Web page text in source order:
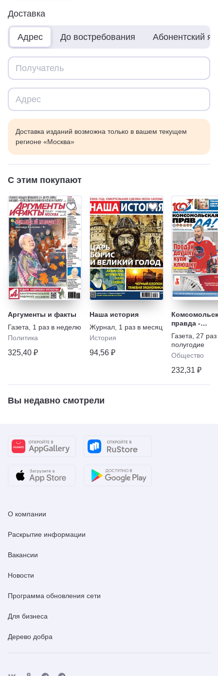
Доставка
Адрес До востребования Абонентский
Доставка изданий возможна только в вашем текущем
регионе «Москва»
С этим покупают
Аргументы и факты
Газета
1 раз в неделю
Политика
325,40 ₽
Наша история
Журнал 1 раз в месяц
История
94,56 ₽
правда -
Газета
27 раз
полугодие
Общество
232,31 ₽
Вы недавно смотрели
О компании
Раскрытие информации
Вакансии
Новости
Программа обновления сети
Для бизнеса
Дерево добра